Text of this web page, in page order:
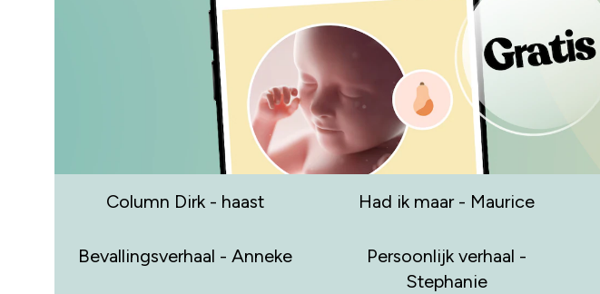
Column Dirk - haast Had ik maar - Maurice
Bevallingsverhaal - Anneke
Persoonlijk verhaal -
Stephanie